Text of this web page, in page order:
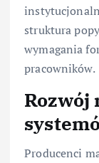
struktura
wymagania
pracowników.
Rozwój
Producenci